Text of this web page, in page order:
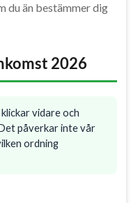
du än bestämmer dig
2026
vidare och
påverkar inte vår
ordning